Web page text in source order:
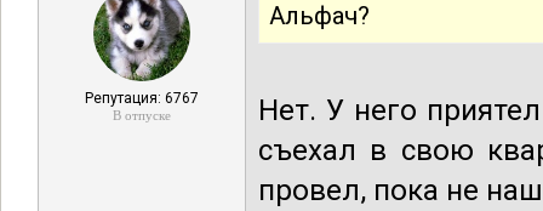
Репутация: 6767
В отпуске
Альфач?
Нет. У него
съехал в свою
провел, пока не